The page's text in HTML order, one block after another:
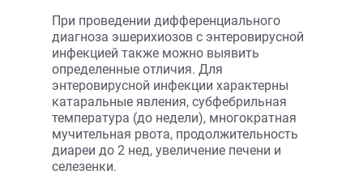
При проведении дифференциального
диагноза эшерихиозов с энтеровирусной
инфекцией также можно выявить
определенные отличия. Для
энтеровирусной инфекции характерны
катаральные явления, субфебрильная
температура (до недели), многократная
мучительная рвота, продолжительность
диареи до 2 нед, увеличение печени и
селезенки.